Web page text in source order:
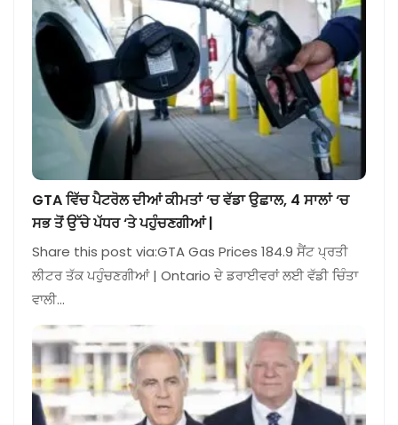
GTA ਵਿੱਚ ਪੈਟਰੋਲ ਦੀਆਂ ਕੀਮਤਾਂ ‘ਚ ਵੱਡਾ ਉਛਾਲ, 4 ਸਾਲਾਂ ‘ਚ
ਸਭ ਤੋਂ ਉੱਚੇ ਪੱਧਰ ‘ਤੇ ਪਹੁੰਚਣਗੀਆਂ |
Share this post via:GTA Gas Prices 184.9 ਸੈਂਟ ਪ੍ਰਤੀ
ਲੀਟਰ ਤੱਕ ਪਹੁੰਚਣਗੀਆਂ | Ontario ਦੇ ਡਰਾਈਵਰਾਂ ਲਈ ਵੱਡੀ ਚਿੰਤਾ
ਵਾਲੀ…